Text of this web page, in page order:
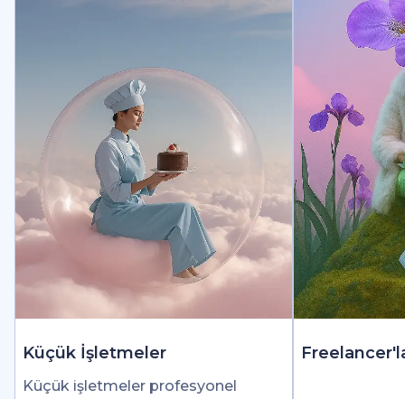
Küçük İşletmeler
Küçük işletmeler profesyonel